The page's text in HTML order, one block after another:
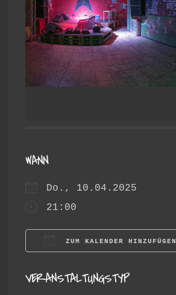
WANN
Do., 10.04.2025
21:00
ZUM KALENDER HINZUFÜGEN
VERANSTALTUNGSTYP